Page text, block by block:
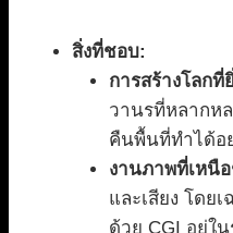
สิ่งที่ชอบ:
การสร้างโลกที่
วานรที่หลากห
คืนพื้นที่ทำได้อ
งานภาพที่เหนื
และเสียง โดย
ด้วย CGI อยู่ใ